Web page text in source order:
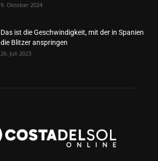
9. Oktober 2024
Das ist die Geschwindigkeit, mit der in Spanien
die Blitzer anspringen
26. Juli 2023